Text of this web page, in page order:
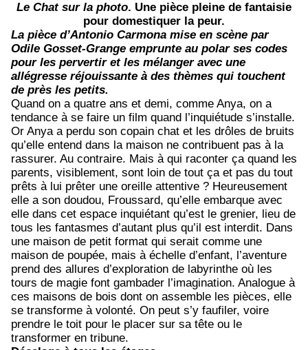
Le Chat sur la photo. Une pièce pleine de fantaisie
pour domestiquer la peur.
La pièce d’Antonio Carmona mise en scène par
Odile Gosset-Grange emprunte au polar ses codes
pour les pervertir et les mélanger avec une
allégresse réjouissante à des thèmes qui touchent
de près les petits.
Quand on a quatre ans et demi, comme Anya, on a
tendance à se faire un film quand l’inquiétude s’installe.
Or Anya a perdu son copain chat et les drôles de bruits
qu’elle entend dans la maison ne contribuent pas à la
rassurer. Au contraire. Mais à qui raconter ça quand les
parents, visiblement, sont loin de tout ça et pas du tout
prêts à lui prêter une oreille attentive ? Heureusement
elle a son doudou, Froussard, qu’elle embarque avec
elle dans cet espace inquiétant qu’est le grenier, lieu de
tous les fantasmes d’autant plus qu’il est interdit. Dans
une maison de petit format qui serait comme une
maison de poupée, mais à échelle d’enfant, l’aventure
prend des allures d’exploration de labyrinthe où les
tours de magie font gambader l’imagination. Analogue à
ces maisons de bois dont on assemble les pièces, elle
se transforme à volonté. On peut s’y faufiler, voire
prendre le toit pour le placer sur sa tête ou le
transformer en tribune.